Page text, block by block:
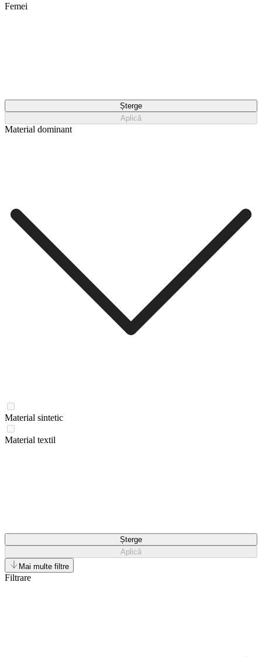
Femei
Șterge
Aplică
Material dominant
Material sintetic
Material textil
Șterge
Aplică
Mai multe filtre
Filtrare